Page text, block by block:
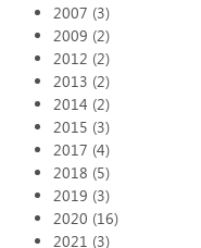
2007 (3)
2009 (2)
2012 (2)
2013 (2)
2014 (2)
2015 (3)
2017 (4)
2018 (5)
2019 (3)
2020 (16)
2021 (3)